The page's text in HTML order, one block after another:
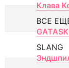
Клава
ВСЕ
SLANG